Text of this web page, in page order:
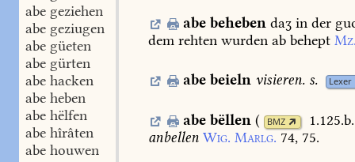
abe geziehen
abe geziugen
abe güeten
abe gürten
abe hacken
abe heben
abe hëlfen
abe hîrâten
abe houwen
abebeheben daʒinder
dem rehten wurden ab behept
abebeieln visieren. s. Lexer
abebëllen ( BMZ
anbellen Wig. Marlg. 74, 75.